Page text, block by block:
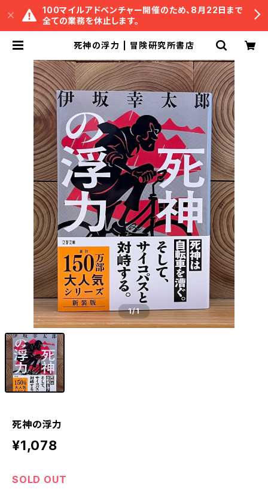
100マイルアドベンチャー開催のため、8月22日まで
全ての業務を休止します。
死神の浮力 | 冒険研究所書店
1/1
死神の浮力
¥1,078
SOLD OUT